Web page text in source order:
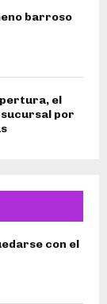
barroso
el
por
con el